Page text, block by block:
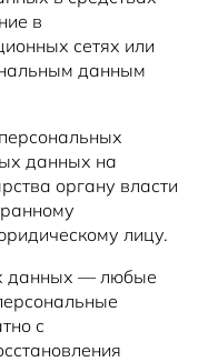
в
сетях или
данным
данных на
органу власти
лицу.
данных — любые
с